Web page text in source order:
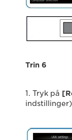
Trin 6
1. Tryk på